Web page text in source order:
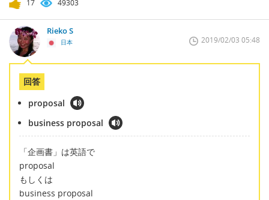
17 49303
Rieko S
日本 2019/02/03 05:48
回答
proposal
business proposal
「企画書」は英語で
proposal
もしくは
business proposal